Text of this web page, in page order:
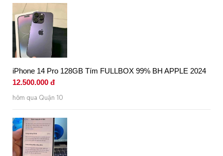
iPhone 14 Pro 128GB Tím FULLBOX 99% BH APPLE 2024
12.500.000 đ
hôm qua Quận 10